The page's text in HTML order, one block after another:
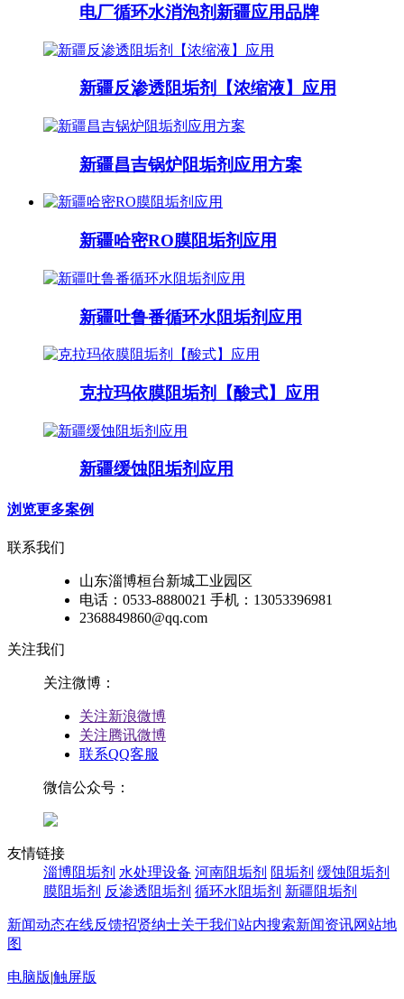
电厂循环水消泡剂新疆应用品牌
新疆反渗透阻垢剂【浓缩液】应用
新疆昌吉锅炉阻垢剂应用方案
新疆哈密RO膜阻垢剂应用
新疆吐鲁番循环水阻垢剂应用
克拉玛依膜阻垢剂【酸式】应用
新疆缓蚀阻垢剂应用
浏览更多案例
联系我们
山东淄博桓台新城工业园区
电话：0533-8880021 手机：13053396981
2368849860@qq.com
关注我们
关注微博：
关注新浪微博
关注腾讯微博
联系QQ客服
微信公众号：
友情链接
淄博阻垢剂 水处理设备 河南阻垢剂 阻垢剂 缓蚀阻垢剂
膜阻垢剂 反渗透阻垢剂 循环水阻垢剂 新疆阻垢剂
新闻动态在线反馈招贤纳士关于我们站内搜索新闻资讯网站地
图
电脑版|触屏版